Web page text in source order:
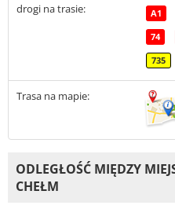
drogi na trasie: A1
74
735
Trasa na mapie:
ODLEGŁOŚĆ MIĘDZY
CHEŁM